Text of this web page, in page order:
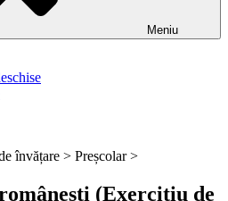
Meniu
învățare > Preșcolar >
(Exercițiu de